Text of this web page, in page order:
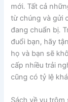
mới. Tất cả
từ chúng và gửi
đang chuẩn bị.
đuổi bạn, hãy
họ và bạn sẽ
cấp nhiều trải
cũng có tỷ lệ
Sách về vụ